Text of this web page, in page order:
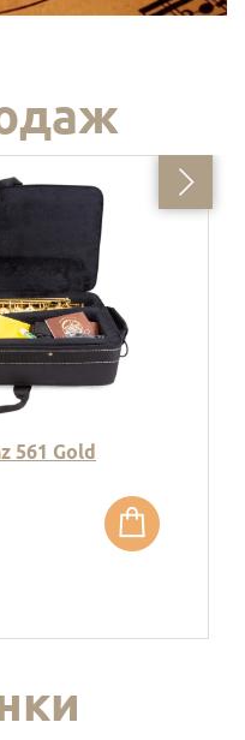
561 Gold